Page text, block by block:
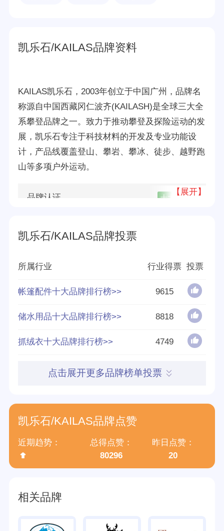
凯乐石/KAILAS品牌资料
KAILAS凯乐石，2003年创立于中国广州，品牌名
称源自中国西藏冈仁波齐(KAILASH)是全球三大全
系攀登品牌之一。致力于推动攀登及探险运动的发
展，凯乐石专注于科技材料的开发及专业功能设
计，产品线覆盖登山、攀岩、攀冰、徒步、越野跑
山等多项户外运动。
品牌认证 十大 优质
93%
归属集团 湛江市玛雅旅游用品有限公司
【展开】
凯乐石/KAILAS品牌投票
所属行业 行业得票 投票
帐篷配件十大品牌排行榜>> 9615
储水用品十大品牌排行榜>> 8818
抓绒衣十大品牌排行榜>> 4749
点击展开更多品牌榜单投票
凯乐石/KAILAS品牌点赞
近期趋势：
总得点赞：
80296
昨日点赞：
20
相关品牌